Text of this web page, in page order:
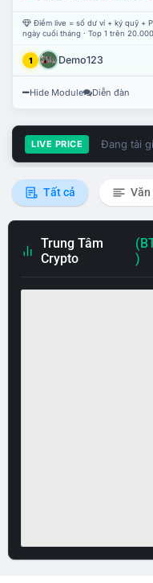
Điểm live = số dư ví + ký quỹ +
ngày cuối tháng · Top 1 trên
1 Demo123
Hide Module Diễn đàn
LIVE PRICE Đang tải
Tất cả Văn
Trung Tâm
Crypto
)